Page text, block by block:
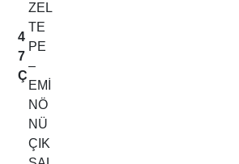
4
7
Ç
ZEL
TE
PE
–
EMİ
NÖ
NÜ
ÇIK